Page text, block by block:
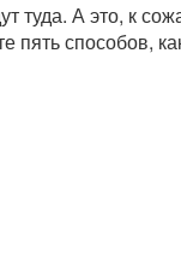
А это, к
пять способов,